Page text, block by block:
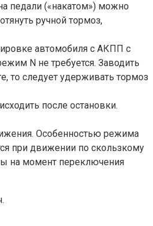
педали («накатом») можно
ручной тормоз,
автомобиля с АКПП с
N не требуется. Заводить
то следует удерживать тормоз
после остановки.
Особенностью режима
при движении по скользкому
на момент переключения